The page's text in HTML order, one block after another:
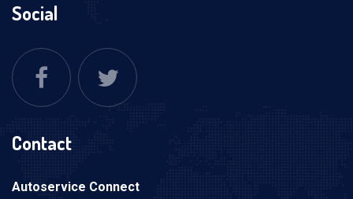
Social
Contact
Autoservice Connect